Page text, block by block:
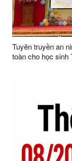
Tuyên truyền an
toàn cho học sinh